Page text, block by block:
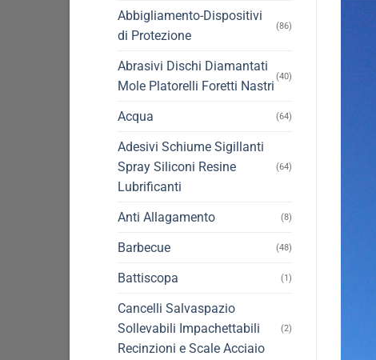
Abbigliamento-Dispositivi
di Protezione
(86)
Abrasivi Dischi Diamantati
Mole Platorelli Foretti Nastri
(40)
Acqua (64)
Adesivi Schiume Sigillanti
Spray Siliconi Resine
Lubrificanti
(64)
Anti Allagamento (8)
Barbecue (48)
Battiscopa (1)
Cancelli Salvaspazio
Sollevabili Impachettabili
Recinzioni e Scale Acciaio
(2)